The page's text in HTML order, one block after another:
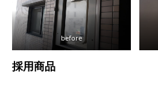
before
採用商品